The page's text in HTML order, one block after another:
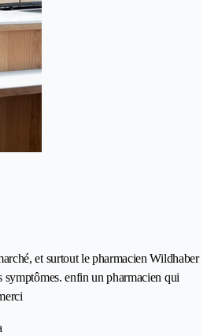
et surtout le pharmacien Wildhaber
symptômes. enfin un pharmacien qui